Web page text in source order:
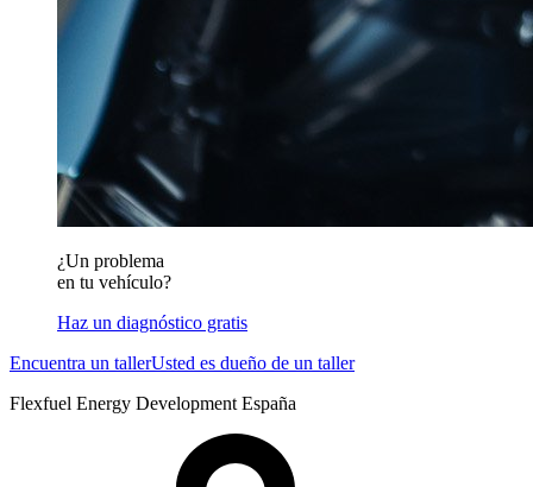
¿Un problema
en tu vehículo?
Haz un diagnóstico gratis
Encuentra un tallerUsted es dueño de un taller
Flexfuel Energy Development España